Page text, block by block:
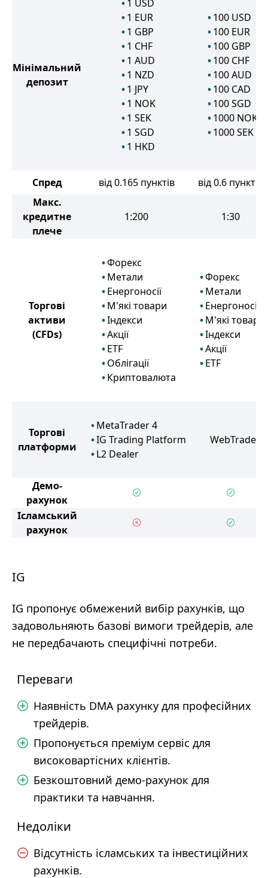
Мінімальний
депозит
1 USD
1 EUR
1 GBP
1 CHF
1 AUD
1 NZD
1 JPY
1 NOK
1 SEK
1 SGD
1 HKD
100 USD
100 EUR
100 GBP
100 CHF
100 AUD
100 CAD
100 SGD
1000 NOK
1000 SEK
Спред від 0.165 пунктів
від 0.6 пунктів
Макс.
кредитне
плече
1:200 1:30
Торгові
активи
(CFDs)
Форекс
Метали
Енергоносії
М'які товари
Індекси
Акції
ETF
Облігації
Криптовалюта
Форекс
Метали
Енергоносії
М'які товари
Індекси
Акції
ETF
Торгові
платформи
MetaTrader 4
IG Trading Platform
L2 Dealer
WebTrader
Демо-
рахунок
Ісламський
рахунок
IG
IG пропонує обмежений вибір рахунків, що
задовольняють базові вимоги трейдерів, але
не передбачають специфічні потреби.
Переваги
Наявність DMA рахунку для професійних
трейдерів.
Пропонується преміум сервіс для
високовартісних клієнтів.
Безкоштовний демо-рахунок для
практики та навчання.
Недоліки
Відсутність ісламських та інвестиційних
рахунків.